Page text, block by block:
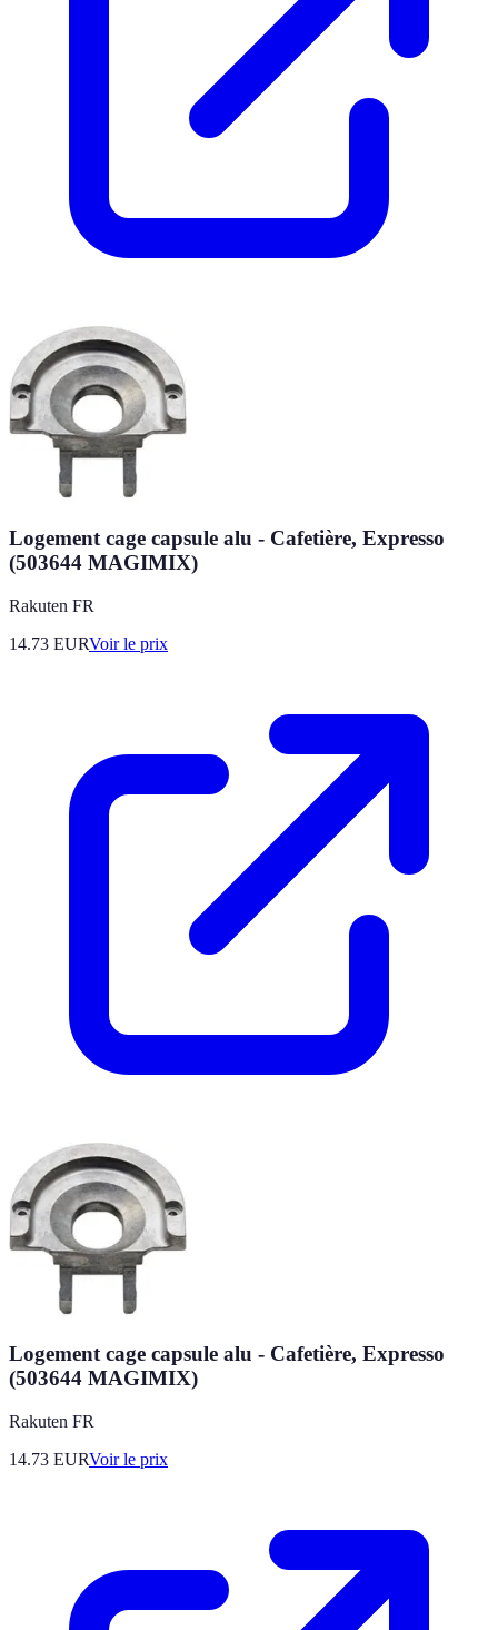
Logement cage capsule alu - Cafetière, Expresso
(503644 MAGIMIX)
Rakuten FR
14.73 EURVoir le prix
Logement cage capsule alu - Cafetière, Expresso
(503644 MAGIMIX)
Rakuten FR
14.73 EURVoir le prix